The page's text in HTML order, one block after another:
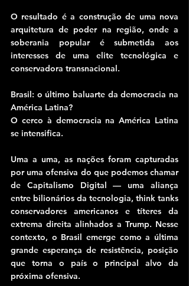
O resultado é a construção de uma nova
arquitetura de poder na região, onde a
soberania popular é submetida aos
interesses de uma elite tecnológica e
conservadora transnacional.
Brasil: o último baluarte da democracia na
América Latina?
O cerco à democracia na América Latina
se intensifica.
Uma a uma, as nações foram capturadas
por uma ofensiva do que podemos chamar
de Capitalismo Digital — uma aliança
entre bilionários da tecnologia, think tanks
conservadores americanos e títeres da
extrema direita alinhados a Trump. Nesse
contexto, o Brasil emerge como a última
grande esperança de resistência, posição
que torna o país o principal alvo da
próxima ofensiva.